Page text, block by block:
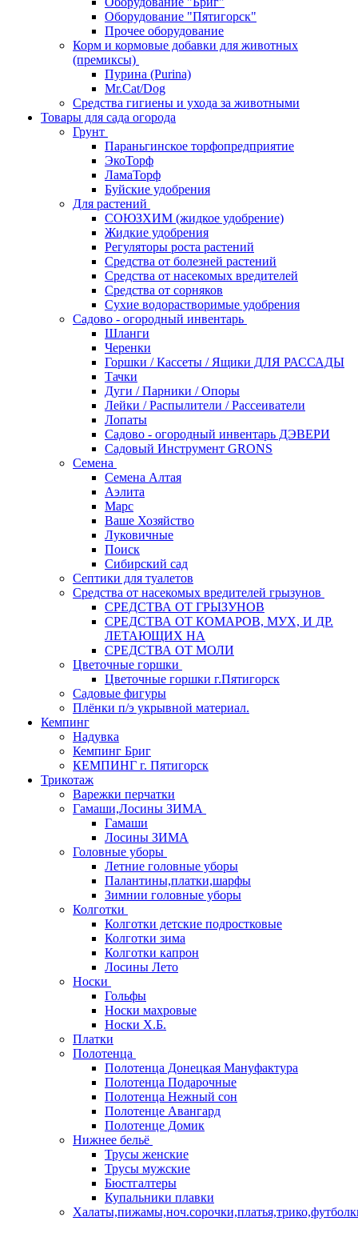
Оборудование "Пятигорск"
Прочее оборудование
Корм и кормовые добавки для животных
(премиксы)
Пурина (Purina)
Mr.Cat/Dog
Средства гигиены и ухода за животными
Товары для сада огорода
Грунт
Параньгинское торфопредприятие
ЭкоТорф
ЛамаТорф
Буйские удобрения
Для растений
СОЮЗХИМ (жидкое удобрение)
Жидкие удобрения
Регуляторы роста растений
Средства от болезней растений
Средства от насекомых вредителей
Средства от сорняков
Сухие водорастворимые удобрения
Садово - огородный инвентарь
Шланги
Черенки
Горшки / Кассеты / Ящики ДЛЯ РАССАДЫ
Тачки
Дуги / Парники / Опоры
Лейки / Распылители / Рассеиватели
Лопаты
Садово - огородный инвентарь ДЭВЕРИ
Садовый Инструмент GRONS
Семена
Семена Алтая
Аэлита
Марс
Ваше Хозяйство
Луковичные
Поиск
Сибирский сад
Септики для туалетов
Средства от насекомых вредителей грызунов
СPEДСТВА ОТ ГРЫЗУНОВ
СРЕДСТВА ОТ КОМАРОВ, МУХ, И ДР.
ЛЕТАЮЩИХ НА
СРЕДСТВА ОТ МОЛИ
Цветочные горшки
Цветочные горшки г.Пятигорск
Садовые фигуры
Плёнки п/э укрывной материал.
Кемпинг
Надувка
Кемпинг Бриг
КЕМПИНГ г. Пятигорск
Трикотаж
Варежки перчатки
Гамаши,Лосины ЗИМА
Гамаши
Лосины ЗИМА
Головные уборы
Летние головные уборы
Палантины,платки,шарфы
Зимнии головные уборы
Колготки
Колготки детские подростковые
Колготки зима
Колготки капрон
Лосины Лето
Носки
Гольфы
Носки махровые
Носки Х.Б.
Платки
Полотенца
Полотенца Донецкая Мануфактура
Полотенца Подарочные
Полотенца Нежный сон
Полотенце Авангард
Полотенце Домик
Нижнее бельё
Трусы женские
Трусы мужские
Бюстгалтеры
Купальники плавки